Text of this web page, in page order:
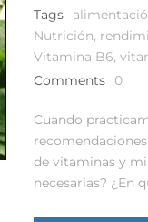
Tags
Nutrición,
Vitamina B6,
Comments
0
Cuando
de vitaminas y
necesarias? ¿En